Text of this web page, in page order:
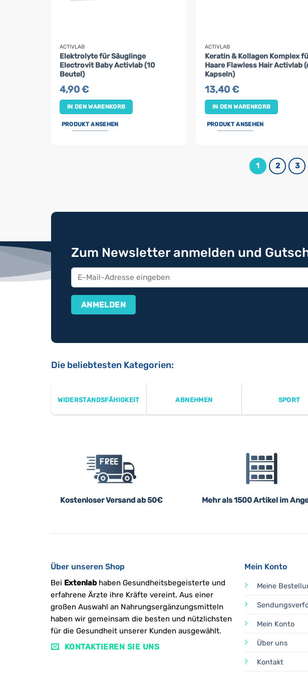
ACTIVLAB
Elektrolyte für Säuglinge
Electrovit Baby Activlab (10
Beutel)
4,90€
IN DEN WARENKORB
PRODUKT ANSEHEN
ACTIVLAB
Keratin & Kollagen Komplex
Haare Flawless Hair Activlab
Kapseln)
13,40€
IN DEN WARENKORB
PRODUKT ANSEHEN
1 2 3
Zum Newsletter anmelden und
Die beliebtesten Kategorien:
WIDERSTANDSFÄHIGKEIT ABNEHMEN SPORT
Kostenloser Versand ab 50€ Mehr als 1500 Artikel im
Über unseren Shop
Bei Extenlabhaben Gesundheitsbegeisterte und
erfahrene Ärzte ihre Kräfte vereint. Aus einer
großen Auswahl an Nahrungsergänzungsmitteln
haben wir gemeinsam die besten und nützlichsten
für die Gesundheit unserer Kunden ausgewählt.
KONTAKTIEREN SIE UNS
Mein Konto
Meine
Mein Konto
Über uns
Kontakt